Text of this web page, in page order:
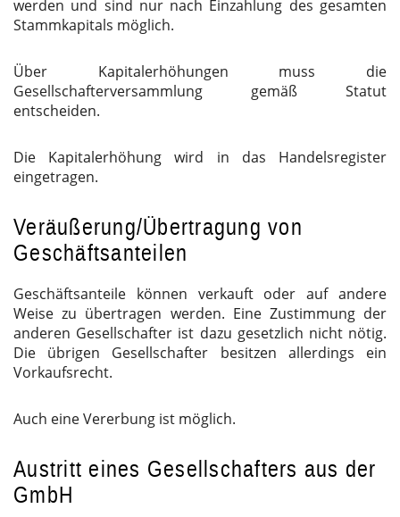
werden und sind nur nach Einzahlung des gesamten
Stammkapitals möglich.
Über Kapitalerhöhungen muss die
Gesellschafterversammlung gemäß Statut
entscheiden.
Die Kapitalerhöhung wird in das Handelsregister
eingetragen.
Veräußerung/Übertragung von
Geschäftsanteilen
Geschäftsanteile können verkauft oder auf andere
Weise zu übertragen werden. Eine Zustimmung der
anderen Gesellschafter ist dazu gesetzlich nicht nötig.
Die übrigen Gesellschafter besitzen allerdings ein
Vorkaufsrecht.
Auch eine Vererbung ist möglich.
Austritt eines Gesellschafters aus der
GmbH